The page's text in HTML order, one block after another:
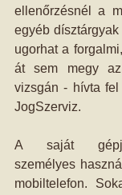
ellenőrzésnél a
egyéb dísztárgyak
ugorhat a
át sem megy az
vizsgán - hívta
JogSzerviz.
A saját
személyes
mobiltelefon.